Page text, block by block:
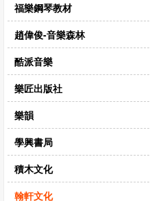
福樂鋼琴教材
趙偉俊-音樂森林
酷派音樂
樂匠出版社
樂韻
學興書局
積木文化
翰軒文化